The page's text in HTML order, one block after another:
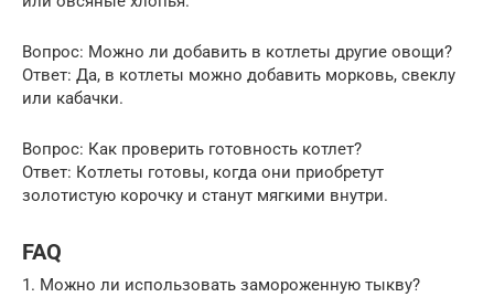
Вопрос: Можно ли добавить в котлеты другие овощи?
Ответ: Да, в котлеты можно добавить морковь, свеклу
или кабачки.
Вопрос: Как проверить готовность котлет?
Ответ: Котлеты готовы, когда они приобретут
золотистую корочку и станут мягкими внутри.
FAQ
1. Можно ли использовать замороженную тыкву?